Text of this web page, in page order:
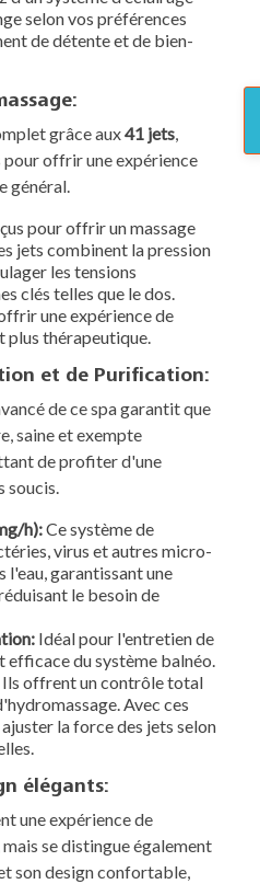
selon vos préférences
de détente et de bien-
grâce aux41 jets
offrir une expérience
général.
pour offrir un massage
jets combinent la pression
les tensions
clés telles que le dos.
une expérience de
plus thérapeutique.
et de Purification:
de ce spa garantit que
saine et exempte
de profiter d'une
soucis.
h):Ce système de
virus et autres micro-
l'eau, garantissant une
le besoin de
Idéal pour l'entretien de
du système balnéo.
Ils offrent un contrôle total
Avec ces
la force des jets selon
élégants:
une expérience de
se distingue également
son design confortable,